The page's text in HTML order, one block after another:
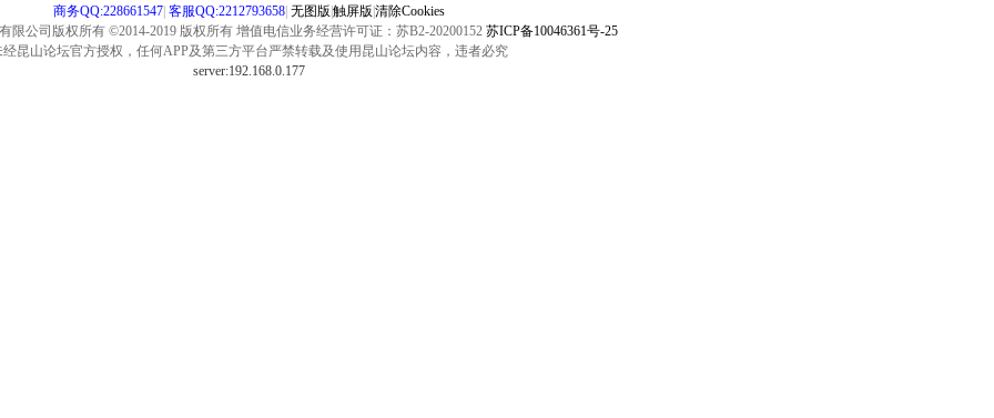
商务QQ:228661547| 客服QQ:2212793658| 无图版 触屏版 清除Cookies
限公司版权所有 ©2014-2019 版权所有 增值电信业务经营许可证：苏B2-20200152 苏ICP备10046361号-25
经昆山论坛官方授权，任何APP及第三方平台严禁转载及使用昆山论坛内容，违者必究
server:192.168.0.177